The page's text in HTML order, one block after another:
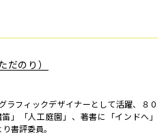
だのり）
ラフィックデザイナーとして活躍、８０
」「人工庭園」、著書に「インドへ」
書評委員。